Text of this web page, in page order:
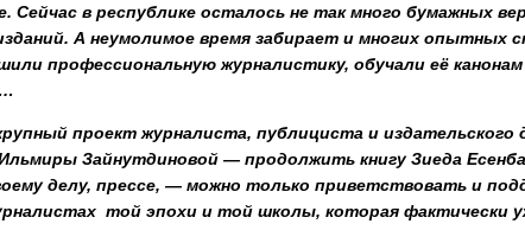
Cейчас в республике осталось не так много бумажных
А неумолимое время забирает и многих опытных
профессиональную журналистику, обучали её
проект журналиста, публициста и издательского
Зайнутдиновой — продолжить книгу Зиеда
делу, прессе, — можно только приветствовать и
той эпохи и той школы, которая фактически